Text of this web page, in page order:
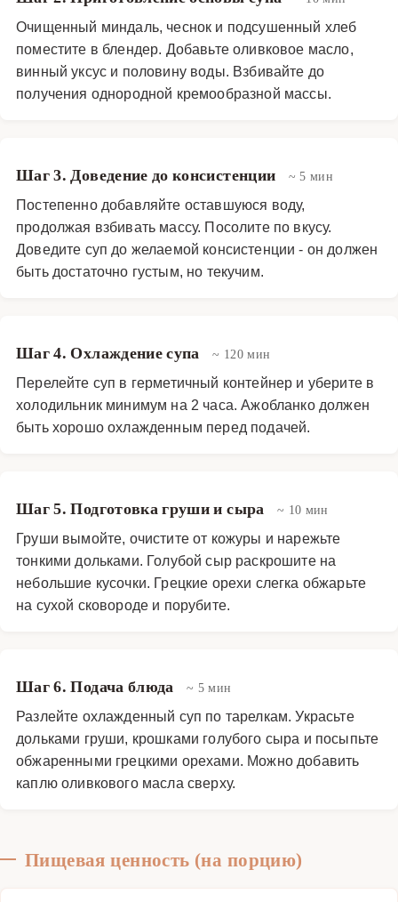
Очищенный миндаль, чеснок и подсушенный хлеб
поместите в блендер. Добавьте оливковое масло,
винный уксус и половину воды. Взбивайте до
получения однородной кремообразной массы.
Шаг 3. Доведение до консистенции ~ 5 мин
Постепенно добавляйте оставшуюся воду,
продолжая взбивать массу. Посолите по вкусу.
Доведите суп до желаемой консистенции - он должен
быть достаточно густым, но текучим.
Шаг 4. Охлаждение супа ~ 120 мин
Перелейте суп в герметичный контейнер и уберите в
холодильник минимум на 2 часа. Ажобланко должен
быть хорошо охлажденным перед подачей.
Шаг 5. Подготовка груши и сыра ~ 10 мин
Груши вымойте, очистите от кожуры и нарежьте
тонкими дольками. Голубой сыр раскрошите на
небольшие кусочки. Грецкие орехи слегка обжарьте
на сухой сковороде и порубите.
Шаг 6. Подача блюда ~ 5 мин
Разлейте охлажденный суп по тарелкам. Украсьте
дольками груши, крошками голубого сыра и посыпьте
обжаренными грецкими орехами. Можно добавить
каплю оливкового масла сверху.
Пищевая ценность (на порцию)